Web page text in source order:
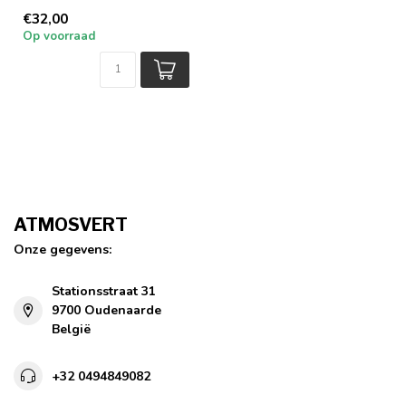
€32,00
Op voorraad
ATMOSVERT
Onze gegevens:
Stationsstraat 31
9700 Oudenaarde
België
+32 0494849082